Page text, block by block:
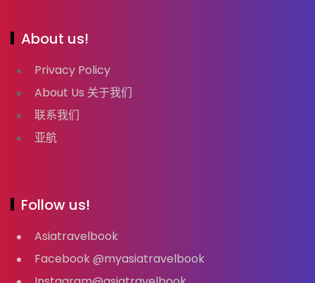
About us!
Privacy Policy
About Us 关于我们
联系我们
亚航
Follow us!
Asiatravelbook
Facebook @myasiatravelbook